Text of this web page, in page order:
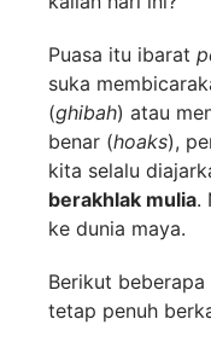
Puasa itu ibarat
suka
(ghibah) atau
benar (hoaks),
kita selalu
berakhlak mulia.
ke dunia maya.
Berikut
tetap penuh